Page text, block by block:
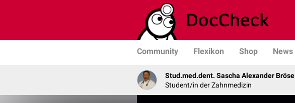
Community Flexikon Shop News
Stud.med.dent. Sascha Alexander Bröse
Student/in der Zahnmedizin